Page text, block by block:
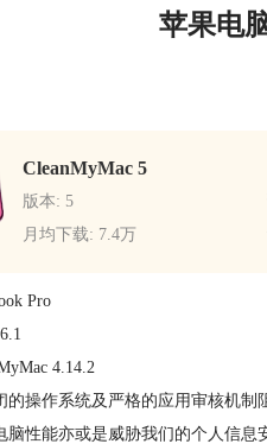
苹果电
CleanMyMac 5
版本: 5
月均下载: 7.4万
Pro
4.14.2
的操作系统及严格的应用审核机
脑性能亦或是威胁我们的个人信息